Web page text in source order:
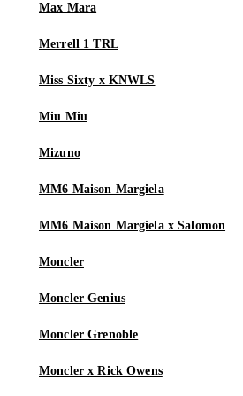
Max Mara
Merrell 1 TRL
Miss Sixty x KNWLS
Miu Miu
Mizuno
MM6 Maison Margiela
MM6 Maison Margiela x Salomon
Moncler
Moncler Genius
Moncler Grenoble
Moncler x Rick Owens